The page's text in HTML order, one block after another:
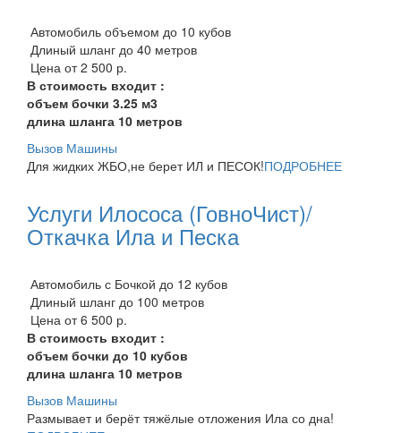
Автомобиль объемом до 10 кубов
Длиный шланг до 40 метров
Цена от 2 500 р.
В стоимость входит :
объем бочки 3.25 м3
длина шланга 10 метров
Вызов Машины
Для жидких ЖБО,не берет ИЛ и ПЕСОК!ПОДРОБНЕЕ
Услуги Илососа (ГовноЧист)/
Откачка Ила и Песка
Автомобиль с Бочкой до 12 кубов
Длиный шланг до 100 метров
Цена от 6 500 р.
В стоимость входит :
объем бочки до 10 кубов
длина шланга 10 метров
Вызов Машины
Размывает и берёт тяжёлые отложения Ила со дна!